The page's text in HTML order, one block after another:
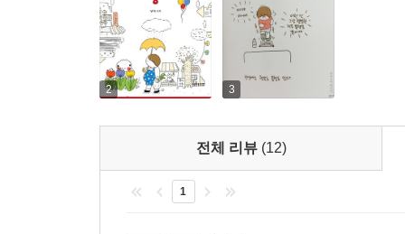
2 3
전체 리뷰 (12)
1